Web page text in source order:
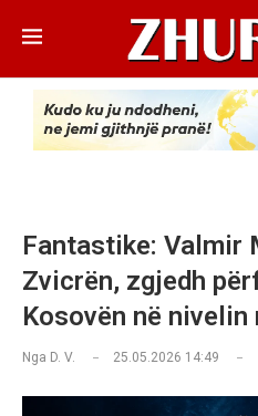
Fantastike: Valmir
Zvicrën, zgjedh
Kosovën në nivelin
Nga D. V. 25.05.2026 14:49